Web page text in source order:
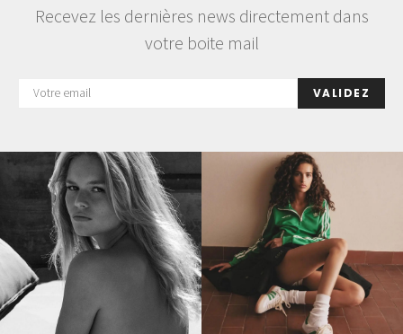
Recevez les dernières news directement dans
votre boite mail
VALIDEZ